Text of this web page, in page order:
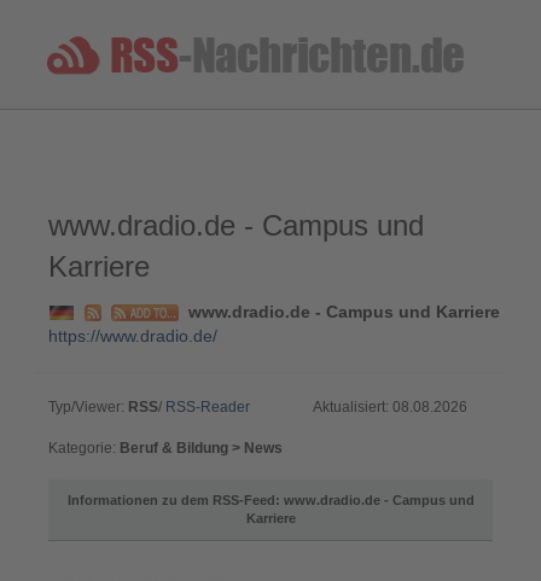
www.dradio.de - Campus und
Karriere
www.dradio.de - Campus und Karriere
https://www.dradio.de/
Typ/Viewer: RSS/ RSS-Reader Aktualisiert: 08.08.2026
Kategorie: Beruf & Bildung > News
Informationen zu dem RSS-Feed: www.dradio.de - Campus und
Karriere